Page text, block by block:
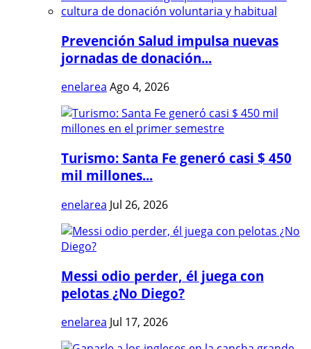
Prevención Salud impulsa nuevas
jornadas de donación...
enelarea Ago 4, 2026
Turismo: Santa Fe generó casi $ 450
mil millones...
enelarea Jul 26, 2026
Messi odio perder, él juega con
pelotas ¿No Diego?
enelarea Jul 17, 2026